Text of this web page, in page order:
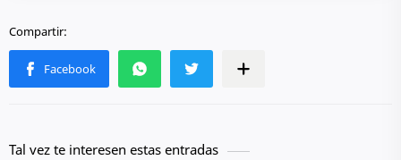
Tal vez te interesen estas entradas